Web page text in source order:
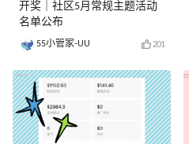
开奖｜社区5月常规主题活动
名单公布
55小管家-UU 201